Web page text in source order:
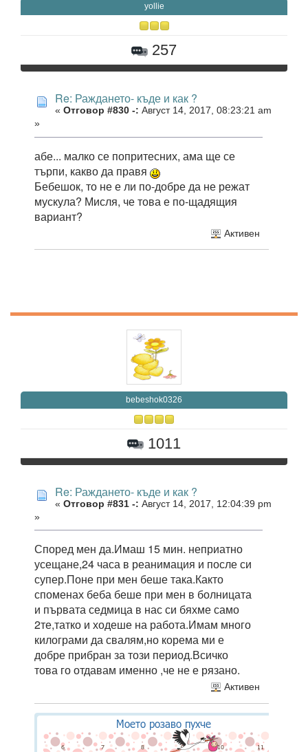
yollie
257
Re: Раждането- къде и как ?
« Отговор #830 -: Август 14, 2017, 08:23:21 am
»
абе... малко се попритесних, ама ще се
търпи, какво да правя
Бебешок, то не е ли по-добре да не режат
мускула? Мисля, че това е по-щадящия
вариант?
Активен
bebeshok0326
1011
Re: Раждането- къде и как ?
« Отговор #831 -: Август 14, 2017, 12:04:39 pm
»
Според мен да.Имаш 15 мин. неприатно
усещане,24 часа в реанимация и после си
супер.Поне при мен беше така.Както
споменах беба беше при мен в болницата
и първата седмица в нас си бяхме само
2те,татко и ходеше на работа.Имам много
килограми да свалям,но корема ми е
добре прибран за този период.Всичко
това го отдавам именно ,че не е рязано.
Активен